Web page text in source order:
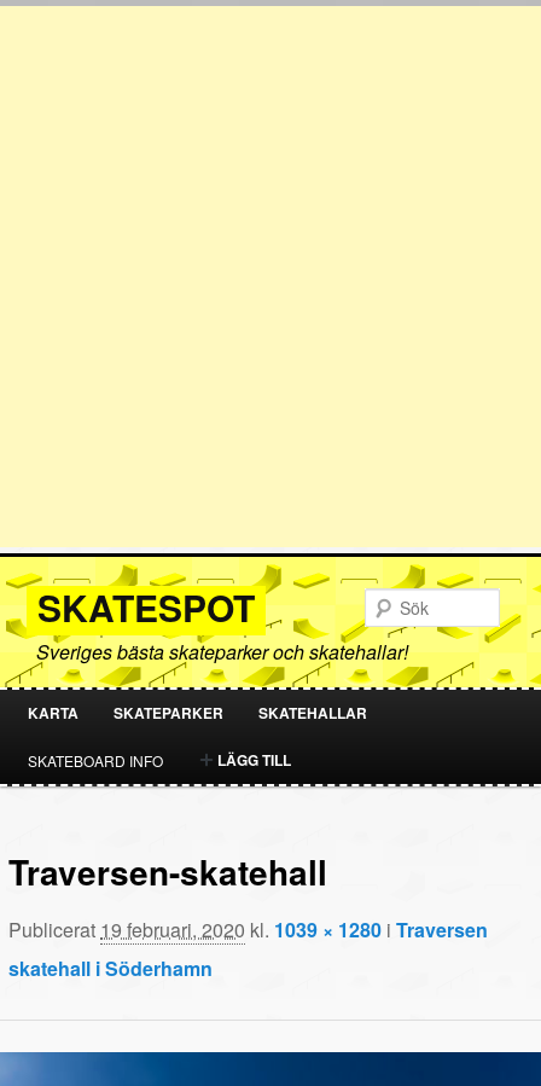
SKATESPOT
Sveriges bästa skateparker och skatehallar!
HOPPA
TILL
HOPPA
TILL
KARTA SKATEPARKER SKATEHALLAR
SKATEBOARD INFO LÄGG TILL
Traversen-skatehall
Publicerat 19 februari, 2020 kl. 1039 × 1280 iTraversen
skatehall i Söderhamn